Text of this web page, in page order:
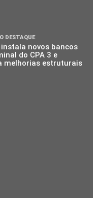
DESTAQUE
instala novos bancos
do CPA 3 e
melhorias estruturais